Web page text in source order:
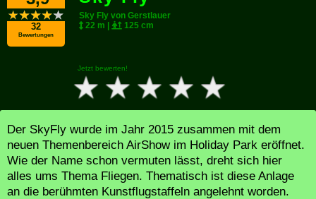
32
Bewertungen
Sky Fly von Gerstlauer
22 m |
125 cm
Jetzt bewerten!
Der SkyFly wurde im Jahr 2015 zusammen mit dem
neuen Themenbereich AirShow im Holiday Park eröffnet.
Wie der Name schon vermuten lässt, dreht sich hier
alles ums Thema Fliegen. Thematisch ist diese Anlage
an die berühmten Kunstflugstaffeln angelehnt worden.